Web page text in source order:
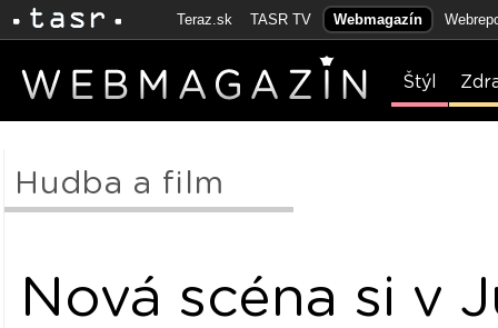
Teraz.sk TASR TV Webmagazín
Štýl
Hudba a film
Nová scéna si v